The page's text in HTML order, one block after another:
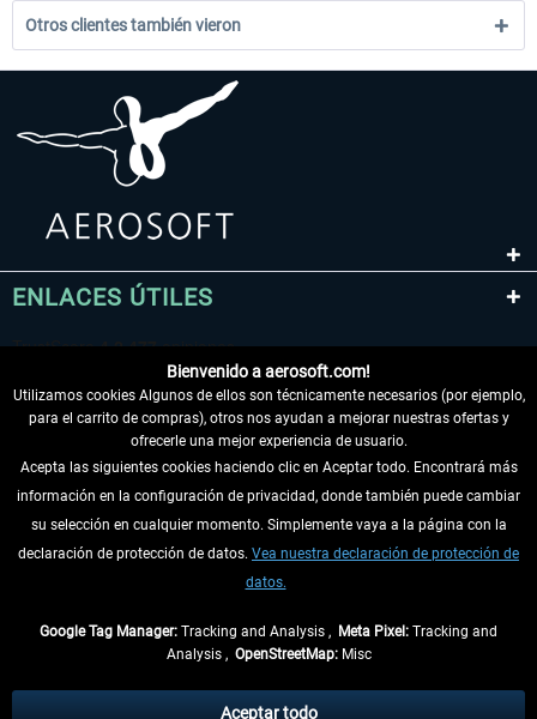
Otros clientes también vieron
ENLACES ÚTILES
DESISTIR DEL CONTRATO
INFORMACIÓN
tasas de recepción si no se describe lo contrario
Bienvenido a aerosoft.com!
Utilizamos cookies Algunos de ellos son técnicamente necesarios (por ejemplo,
para el carrito de compras), otros nos ayudan a mejorar nuestras ofertas y
ofrecerle una mejor experiencia de usuario.
Acepta las siguientes cookies haciendo clic en Aceptar todo. Encontrará más
información en la configuración de privacidad, donde también puede cambiar
su selección en cualquier momento. Simplemente vaya a la página con la
declaración de protección de datos. Vea nuestra declaración de protección de
datos.
Google Tag Manager: Tracking and Analysis , Meta Pixel: Tracking and
Analysis , OpenStreetMap:Misc
Aceptar todo